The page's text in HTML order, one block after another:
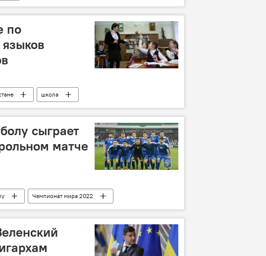
по
школа
сыграет
матче
Чемпионат мира 2022